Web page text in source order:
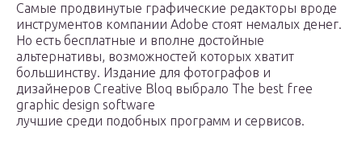
Самые продвинутые графические редакторы вроде
инструментов компании Adobe стоят немалых денег.
Но есть бесплатные и вполне достойные
альтернативы, возможностей которых хватит
большинству. Издание для фотографов и
дизайнеров Creative Bloq выбрало The best free
graphic design software
лучшие среди подобных программ и сервисов.